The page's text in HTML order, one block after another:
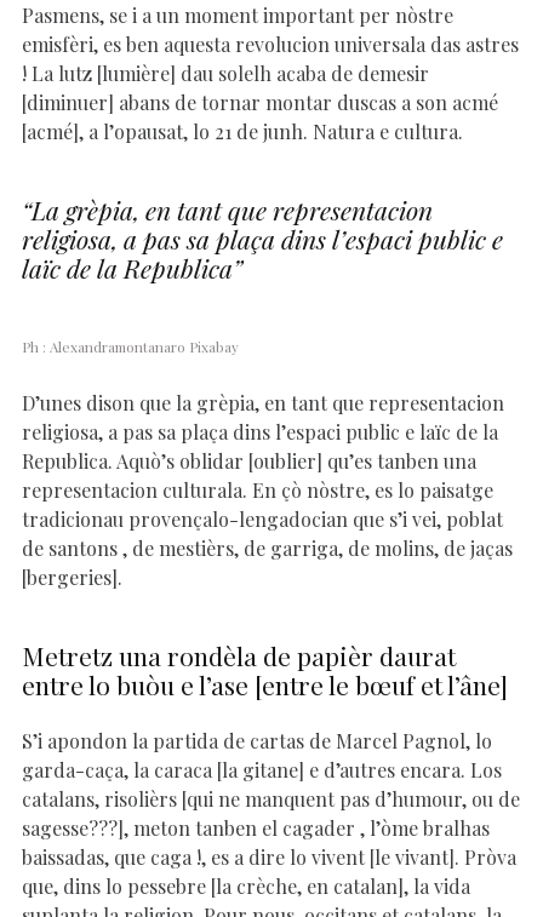
Pasmens, se i a un moment important per nòstre
emisfèri, es ben aquesta revolucion universala das astres
! La lutz [lumière] dau solelh acaba de demesir
[diminuer] abans de tornar montar duscas a son acmé
[acmé], a l’opausat, lo 21 de junh. Natura e cultura.
“La grèpia, en tant que representacion
religiosa, a pas sa plaça dins l’espaci public e
laïc de la Republica”
Ph : Alexandramontanaro Pixabay
D’unes dison que la grèpia, en tant que representacion
religiosa, a pas sa plaça dins l’espaci public e laïc de la
Republica. Aquò’s oblidar [oublier] qu’es tanben una
representacion culturala. En çò nòstre, es lo paisatge
tradicionau provençalo-lengadocian que s’i vei, poblat
de santons , de mestièrs, de garriga, de molins, de jaças
[bergeries].
Metretz una rondèla de papièr daurat
entre lo buòu e l’ase [entre le bœuf et l’âne]
S’i apondon la partida de cartas de Marcel Pagnol, lo
garda-caça, la caraca [la gitane] e d’autres encara. Los
catalans, risolièrs [qui ne manquent pas d’humour, ou de
sagesse???], meton tanben el cagader , l’òme bralhas
baissadas, que caga !, es a dire lo vivent [le vivant]. Pròva
que, dins lo pessebre [la crèche, en catalan], la vida